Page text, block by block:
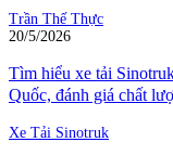
Trần Thế Thực
20/5/2026
Tìm hiểu xe tải
Quốc, đánh giá chất
Xe Tải Sinotruk